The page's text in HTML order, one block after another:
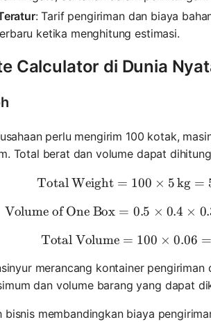
: Tarif pengiriman dan biaya
ketika menghitung estimasi.
Calculator di Dunia
perlu mengirim 100 kotak,
Total berat dan volume dapat
\text{Total
Total Weight = 100 × 5kg =
Volume of One Box = 0.5 × 0.4 ×
\text{Total
Total Volume = 100 × 0.06 =
merancang kontainer
dan volume barang yang dapat
bisnis membandingkan biaya